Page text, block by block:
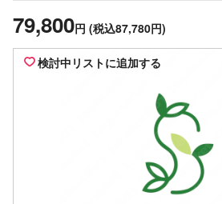
79,800円 (税込87,780円)
検討中リストに追加する